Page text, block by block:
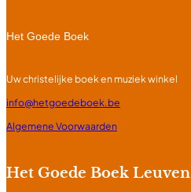
Het Goede Boek
Uw christelijke boek en muziek winkel
info@hetgoedeboek.be
Algemene Voorwaarden
Het Goede Boek Leuven